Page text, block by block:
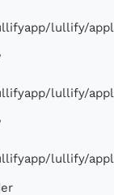
lullify/
lullify/
lullify/